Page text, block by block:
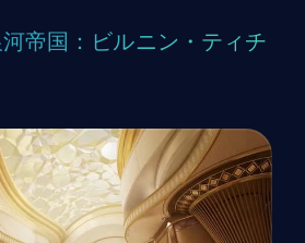
帝国：ビルニン・ティチ